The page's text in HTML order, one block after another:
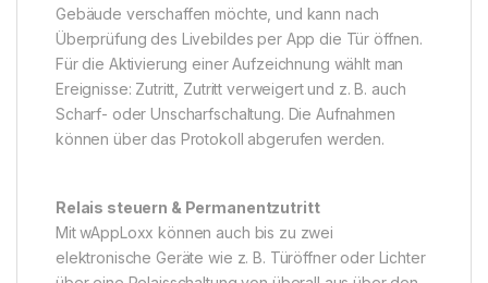
Gebäude verschaffen möchte, und kann nach
Überprüfung des Livebildes per App die Tür öffnen.
Für die Aktivierung einer Aufzeichnung wählt man
Ereignisse: Zutritt, Zutritt verweigert und z. B. auch
Scharf- oder Unscharfschaltung. Die Aufnahmen
können über das Protokoll abgerufen werden.
Relais steuern & Permanentzutritt
Mit wAppLoxx können auch bis zu zwei
elektronische Geräte wie z. B. Türöffner oder Lichter